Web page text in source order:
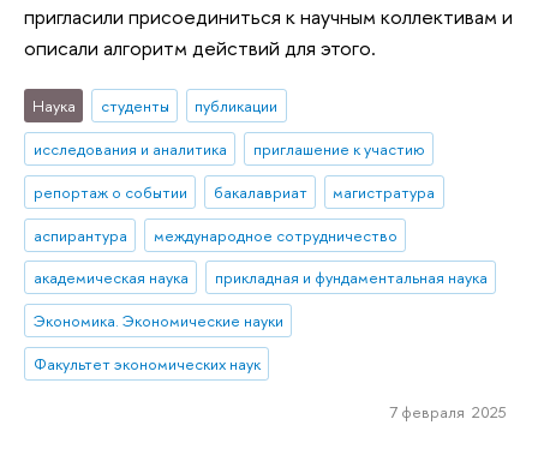
пригласили присоединиться к научным коллективам и
описали алгоритм действий для этого.
Наука студенты
публикации
исследования и аналитика
приглашение к участию
репортаж о событии
бакалавриат
магистратура
аспирантура
международное сотрудничество
академическая наука
прикладная и фундаментальная наука
Экономика. Экономические науки
Факультет экономических наук
7 февраля 2025